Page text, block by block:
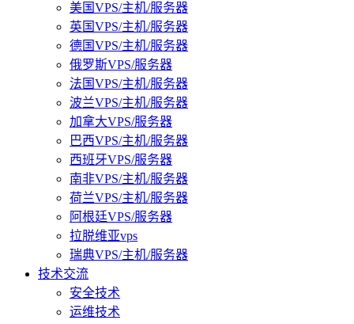
美国VPS/主机/服务器
英国VPS/主机/服务器
德国VPS/主机/服务器
俄罗斯VPS/服务器
法国VPS/主机/服务器
波兰VPS/主机/服务器
加拿大VPS/服务器
巴西VPS/主机/服务器
西班牙VPS/服务器
南非VPS/主机/服务器
荷兰VPS/主机/服务器
阿根廷VPS/服务器
拉脱维亚vps
瑞典VPS/主机/服务器
技术交流
安全技术
运维技术